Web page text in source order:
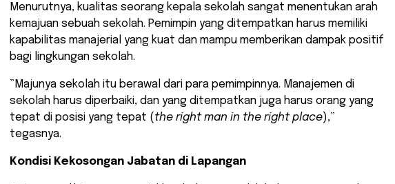
​Menurutnya, kualitas seorang kepala sekolah sangat menentukan arah
kemajuan sebuah sekolah. Pemimpin yang ditempatkan harus memiliki
kapabilitas manajerial yang kuat dan mampu memberikan dampak positif
bagi lingkungan sekolah.
​”Majunya sekolah itu berawal dari para pemimpinnya. Manajemen di
sekolah harus diperbaiki, dan yang ditempatkan juga harus orang yang
tepat di posisi yang tepat (the right man in the right place),”
tegasnya.
Kondisi Kekosongan Jabatan di Lapangan